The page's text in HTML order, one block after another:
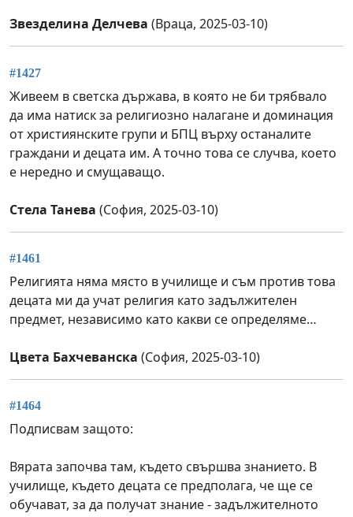
Звезделина Делчева (Враца, 2025-03-10)
#1427
Живеем в светска държава, в която не би трябвало
да има натиск за религиозно налагане и доминация
от християнските групи и БПЦ върху останалите
граждани и децата им. А точно това се случва, което
е нередно и смущаващо.
Стела Танева (София, 2025-03-10)
#1461
Религията няма място в училище и съм против това
децата ми да учат религия като задължителен
предмет, независимо като какви се определяме…
Цвета Бахчеванска (София, 2025-03-10)
#1464
Подписвам защото:
Вярата започва там, където свършва знанието. В
училище, където децата се предполага, че ще се
обучават, за да получат знание - задължителното